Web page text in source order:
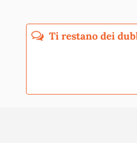
Pubblicando questo commento dai il